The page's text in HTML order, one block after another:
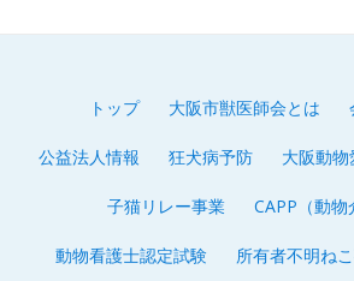
トップ 大阪市獣医師会とは
公益法人情報 狂犬病予防 大阪動
子猫リレー事業 CAPP（動物
動物看護士認定試験 所有者不明ね